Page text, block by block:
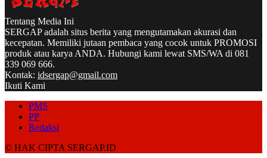
Tentang Media Ini
SERGAP adalah situs berita yang mengutamakan akurasi dan
kecepatan. Memiliki jutaan pembaca yang cocok untuk PROMOSI
produk atau karya ANDA. Hubungi kami lewat SMS/WA di 081
339 069 666.
Kontak: idsergap@gmail.com
Ikuti Kami
PMS
PP
Redaksi
© HAK CIPTA SERGAP.ID